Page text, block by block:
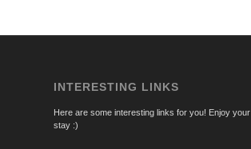
INTERESTING LINKS
Here are some interesting links for you! Enjoy your
stay :)